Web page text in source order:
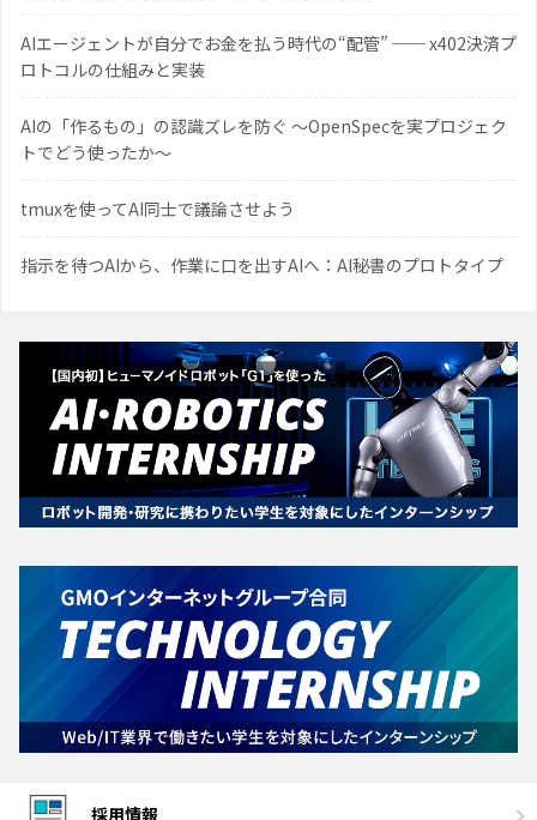
AIエージェントが自分でお金を払う時代の“配管” ── x402決済プ
ロトコルの仕組みと実装
AIの「作るもの」の認識ズレを防ぐ 〜OpenSpecを実プロジェク
トでどう使ったか〜
tmuxを使ってAI同士で議論させよう
指示を待つAIから、作業に口を出すAIへ：AI秘書のプロトタイプ
採用情報